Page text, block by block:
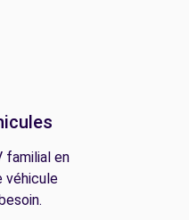
familial en
véhicule